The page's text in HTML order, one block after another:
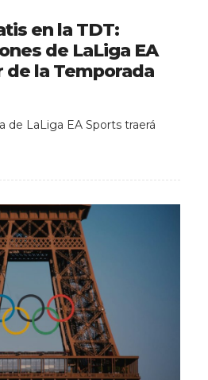
en la TDT:
de LaLiga EA
de la Temporada
de LaLiga EA Sports traerá